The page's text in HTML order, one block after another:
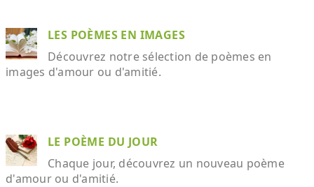
LES POÈMES EN IMAGES
Découvrez notre sélection de poèmes en
images d'amour ou d'amitié.
LE POÈME DU JOUR
Chaque jour, découvrez un nouveau poème
d'amour ou d'amitié.